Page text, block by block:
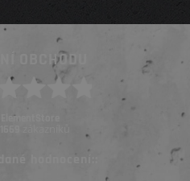
OBCHODU
ElementStore
hodnocení::